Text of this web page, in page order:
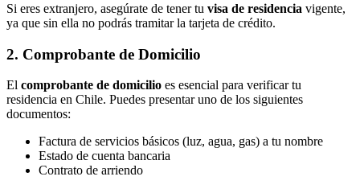
Si eres extranjero, asegúrate de tener tu visa de residencia vigente,
ya que sin ella no podrás tramitar la tarjeta de crédito.
2. Comprobante de Domicilio
El comprobante de domicilio es esencial para verificar tu
residencia en Chile. Puedes presentar uno de los siguientes
documentos:
Factura de servicios básicos (luz, agua, gas) a tu nombre
Estado de cuenta bancaria
Contrato de arriendo